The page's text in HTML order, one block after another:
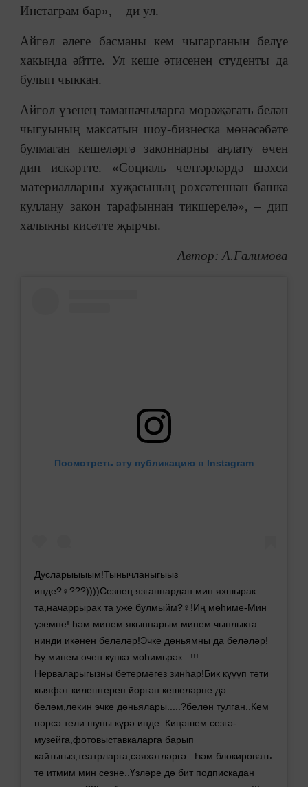
Инстаграм бар», – ди ул.
Айгөл әлеге басманы кем чыгарганын белүе
хакында әйтте. Ул кеше әтисенең студенты да
булып чыккан.
Айгөл үзенең тамашачыларга мөрәҗәгать белән
чыгуының максатын шоу-бизнеска мөнәсәбәте
булмаган кешеләргә законнарны аңлату өчен
дип искәртте. «Социаль челтәрләрдә шәхси
материалларны хуҗасының рөхсәтеннән башка
куллану закон тарафыннан тикшерелә», – дип
халыкны кисәтте җырчы.
Автор: А.Галимова
Посмотреть эту публикацию в Instagram
Дусларыыыым!Тынычланыгыыз
инде?‍♀️???))))Сезнең язганнардан мин яхшырак
та,начаррырак та уже булмыйм?‍♀️!Иң мөһиме-Мин
үземне! һәм минем якыннарым минем чынлыкта
нинди икәнен беләләр!Эчке дөньямны да беләләр!
Бу минем өчен күпкә мөһимьрәк...!!!
Нерваларыгызны бетермәгез зинһар!Бик күүүп тәти
кыяфәт килештереп йөргән кешеләрне дә
беләм,ләкин эчке дөньялары.....?белән тулган..Кем
нәрсә тели шуны күрә инде..Киңәшем сезгә-
музейга,фотовыставкаларга барып
кайтыгыз,театрларга,сәяхәтләргә...Һәм блокировать
тә итмим мин сезне..Үзләре дә бит подпискадан